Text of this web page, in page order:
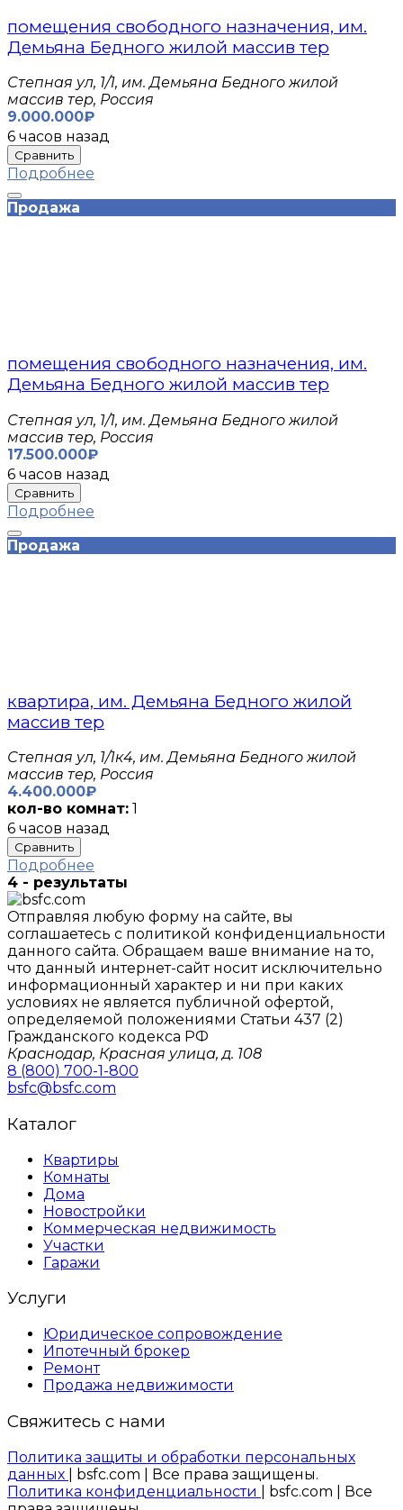
помещения свободного назначения, им.
Демьяна Бедного жилой массив тер
Степная ул, 1/1, им. Демьяна Бедного жилой
массив тер, Россия
9.000.000₽
6 часов назад
Сравнить
Подробнее
Продажа
помещения свободного назначения, им.
Демьяна Бедного жилой массив тер
Степная ул, 1/1, им. Демьяна Бедного жилой
массив тер, Россия
17.500.000₽
6 часов назад
Сравнить
Подробнее
Продажа
квартира, им. Демьяна Бедного жилой
массив тер
Степная ул, 1/1к4, им. Демьяна Бедного жилой
массив тер, Россия
4.400.000₽
кол-во комнат: 1
6 часов назад
Сравнить
Подробнее
4 - результаты
Отправляя любую форму на сайте, вы
соглашаетесь с политикой конфиденциальности
данного сайтa. Обращаем ваше внимание на то,
что данный интернет-сайт носит исключительно
информационный характер и ни при каких
условиях не является публичной офертой,
определяемой положениями Статьи 437 (2)
Гражданского кодекса РФ
Краснодар, Красная улица, д. 108
8 (800) 700-1-800
bsfc@bsfc.com
Каталог
Квартиры
Комнаты
Дома
Новостройки
Коммерческая недвижимость
Участки
Гаражи
Услуги
Юридическое сопровождение
Ипотечный брокер
Ремонт
Продажа недвижимости
Свяжитесь с нами
Политика защиты и обработки персональных
данных
| bsfc.com | Все права защищены.
Политика конфиденциальности
| bsfc.com | Все